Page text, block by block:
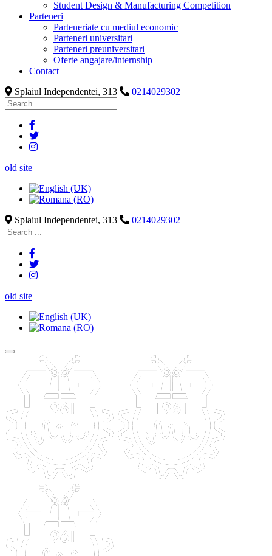
Student Design & Manufacturing Competition
Parteneri
Parteneriate cu mediul economic
Parteneri universitari
Parteneri preuniversitari
Oferte angajare/internship
Contact
Splaiul Independentei, 313
0214029302
old site
Splaiul Independentei, 313 0214029302
old site